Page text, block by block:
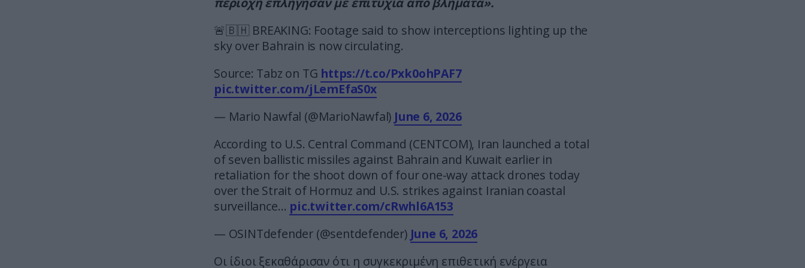
🚨🇧🇭 BREAKING: Footage said to show interceptions lighting up the
sky over Bahrain is now circulating.
Source: Tabz on TG https://t.co/Pxk0ohPAF7
pic.twitter.com/jLemEfaS0x
— Mario Nawfal (@MarioNawfal) June 6, 2026
According to U.S. Central Command (CENTCOM), Iran launched a total
of seven ballistic missiles against Bahrain and Kuwait earlier in
retaliation for the shoot down of four one-way attack drones today
over the Strait of Hormuz and U.S. strikes against Iranian coastal
surveillance… pic.twitter.com/cRwhl6A153
— OSINTdefender (@sentdefender) June 6, 2026
Οι ίδιοι ξεκαθάρισαν ότι η συγκεκριμένη επιθετική ενέργεια